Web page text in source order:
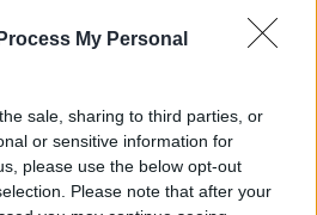
My Personal
sale, sharing to third parties, or
or sensitive information for
please use the below opt-out
Please note that after your